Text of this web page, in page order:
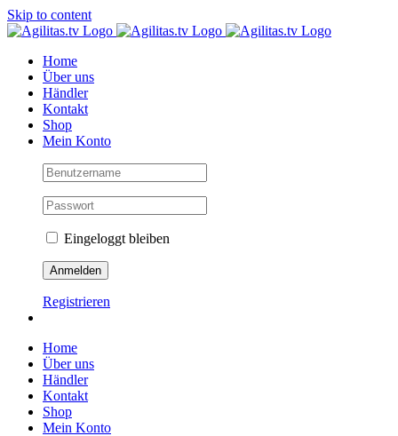
Skip to content
Home
Über uns
Händler
Kontakt
Shop
Mein Konto
Eingeloggt bleiben
Registrieren
Home
Über uns
Händler
Kontakt
Shop
Mein Konto